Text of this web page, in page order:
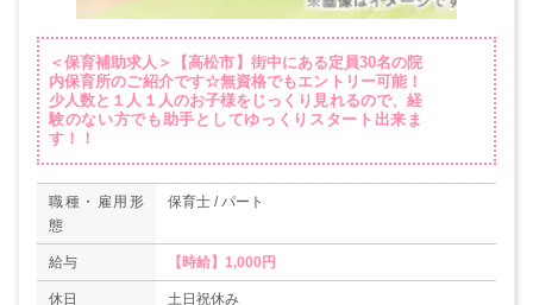
＜保育補助求人＞【高松市】街中にある定員30名の院
内保育所のご紹介です☆無資格でもエントリー可能！
少人数と１人１人のお子様をじっくり見れるので、経
験のない方でも助手としてゆっくりスタート出来ま
す！！
職種・雇用形
態
保育士 / パート
給与 【時給】1,000円
休日 土日祝休み